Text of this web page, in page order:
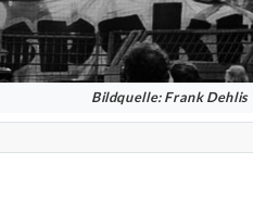
Bildquelle: Frank Dehlis